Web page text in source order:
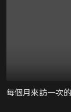
每個月來訪一次